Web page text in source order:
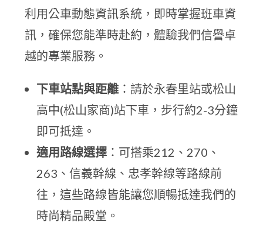
利用公車動態資訊系統，即時掌握班車資
訊，確保您能準時赴約，體驗我們信譽卓
越的專業服務。
下車站點與距離 ：請於永春里站或松山
高中(松山家商)站下車，步行約2-3分鐘
即可抵達。
適用路線選擇 ：可搭乘212、270、
263、信義幹線、忠孝幹線等路線前
往，這些路線皆能讓您順暢抵達我們的
時尚精品殿堂。